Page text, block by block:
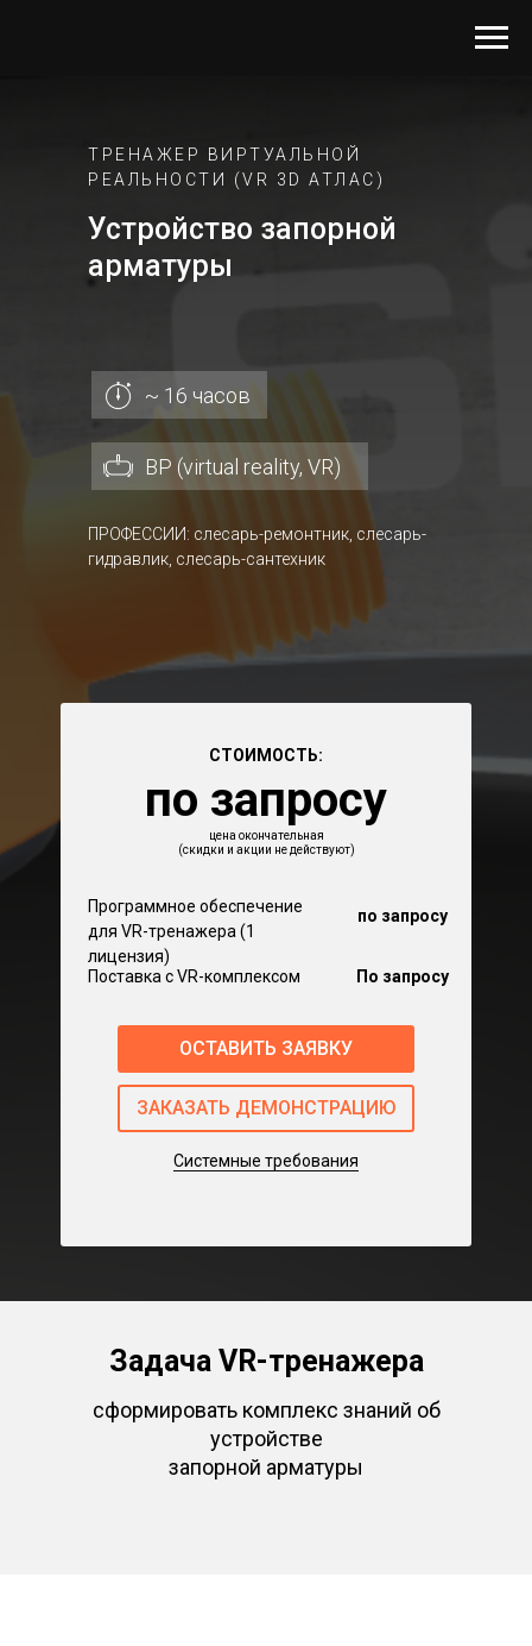
Устройство запорной
арматуры
~ 16 часов
ВР (virtual reality, VR)
ПРОФЕССИИ: слесарь-ремонтник, слесарь-
гидравлик, слесарь-сантехник
ОСТАВИТЬ ЗАЯВКУ
ЗАКАЗАТЬ ДЕМОНСТРАЦИЮ
СТОИМОСТЬ:
Системные требования
по запросу
цена окончательная
(скидки и акции не действуют)
Программное обеспечение
для VR-тренажера (1
лицензия)
по запросу
Поставка с VR-комплексом По запросу
ТРЕНАЖЕР ВИРТУАЛЬНОЙ
РЕАЛЬНОСТИ (VR 3D АТЛАС)
Задача VR-тренажера
сформировать комплекс знаний об
устройстве
запорной арматуры